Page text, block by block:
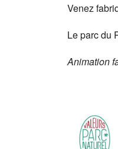
Venez
Le parc du
Animation